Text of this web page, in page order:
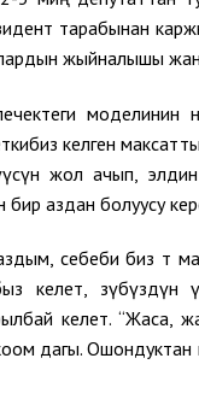
тарабынан
жыйналышы
моделинин
келген
жол ачып,
аздан болуусу
себеби биз өтө
келет, өзүбүздүн
келет.
дагы. Ошондуктан